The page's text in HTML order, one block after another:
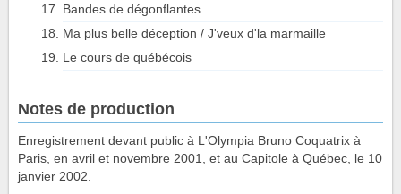
Bandes de dégonflantes
Ma plus belle déception / J'veux d'la marmaille
Le cours de québécois
Notes de production
Enregistrement devant public à L'Olympia Bruno Coquatrix à
Paris, en avril et novembre 2001, et au Capitole à Québec, le 10
janvier 2002.